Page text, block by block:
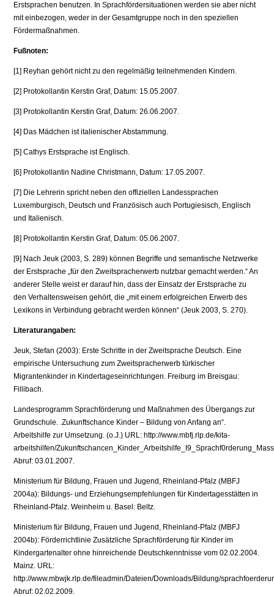
Erstsprachen benut­zen. In Sprachfördersituationen werden sie aber nicht
mit einbezogen, weder in der Gesamtgruppe noch in den speziellen
Fördermaßnahmen.
Fußnoten:
[1] Reyhan gehört nicht zu den regelmäßig teilnehmenden Kindern.
[2] Protokollantin Kerstin Graf, Datum: 15.05.2007.
[3] Protokollantin Kerstin Graf, Datum: 26.06.2007.
[4] Das Mädchen ist italienischer Abstammung.
[5] Cathys Erstsprache ist Englisch.
[6] Protokollantin Nadine Christmann, Datum: 17.05.2007.
[7] Die Lehrerin spricht neben den offiziellen Landessprachen
Luxemburgisch, Deutsch und Französisch auch Portugiesisch, Englisch
und Italienisch.
[8] Protokollantin Kerstin Graf, Datum: 05.06.2007.
[9] Nach Jeuk (2003, S. 289) können Begriffe und semantische Netzwerke
der Erstsprache „für den Zweitspracherwerb nutzbar gemacht werden.“ An
anderer Stelle weist er darauf hin, dass der Einsatz der Erstsprache zu
den Verhaltensweisen gehört, die „mit einem erfolgreichen Erwerb des
Lexikons in Verbindung gebracht werden können“ (Jeuk 2003, S. 270).
Literaturangaben:
Jeuk, Stefan (2003): Erste Schritte in der Zweitsprache Deutsch. Eine
empirische Untersuchung zum Zweitspracherwerb türkischer
Migrantenkinder in Kindertageseinrichtungen. Freiburg im Breisgau:
Fillibach.
Landesprogramm Sprachförderung und Maßnahmen des Übergangs zur
Grundschule. .Zukunftschance Kinder – Bildung von Anfang an“.
Arbeitshilfe zur Umsetzung. (o.J.) URL: http://www.mbfj.rlp.de/kita-
arbeitshilfen/
Abruf: 03.01.2007.
Ministerium für Bildung, Frauen und Jugend, Rheinland-Pfalz (MBFJ
2004a): Bildungs- und Erziehungsempfehlungen für Kindertagesstätten in
Rheinland-Pfalz. Weinheim u. Basel: Beltz.
Ministerium für Bildung, Frauen und Jugend, Rheinland-Pfalz (MBFJ
2004b): Förderrichtlinie Zusätzliche Sprachförderung für Kinder im
Kindergartenalter ohne hinreichende Deutschkenntnisse vom 02.02.2004.
Mainz. URL:
http://www.mbwjk.rlp.de/fileadmin/Dateien/Downloads/Bildung/
Abruf: 02.02.2009.